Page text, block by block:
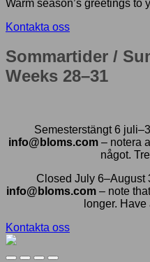
Warm season’s greetings to
Kontakta oss
Sommartider /
Weeks 28–31
Semesterstängt 6
info@bloms.com– notera
något.
Closed July 6–August
info@bloms.com– note
longer.
Kontakta oss